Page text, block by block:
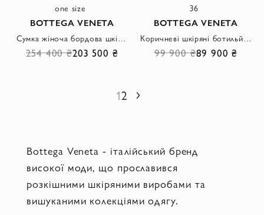
one size
BOTTEGA VENETA
Сумка жіноча бордова шкіряна з золотистою застібкою
254 400 ₴203 500 ₴
36
BOTTEGA VENETA
Коричневі шкіряні ботильйони Atomic у фірмовому плетінні Intrecciato
99 900 ₴89 900 ₴
12 Наступний
Bottega Veneta - італійський бренд
високої моди, що прославився
розкішними шкіряними виробами та
вишуканими колекціями одягу.